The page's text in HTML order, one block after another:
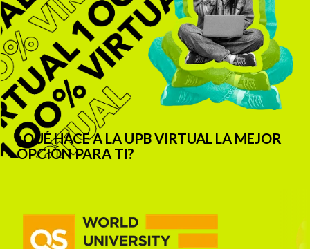
¿QUÉ HACE A LA UPB VIRTUAL LA MEJOR
OPCIÓN PARA TI?